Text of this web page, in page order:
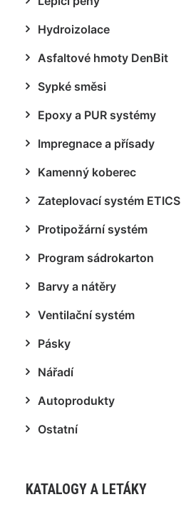
Hydroizolace
Asfaltové hmoty DenBit
Sypké směsi
Epoxy a PUR systémy
Impregnace a přísady
Kamenný koberec
Zateplovací systém ETICS
Protipožární systém
Program sádrokarton
Barvy a nátěry
Ventilační systém
Pásky
Nářadí
Autoprodukty
Ostatní
KATALOGY A LETÁKY